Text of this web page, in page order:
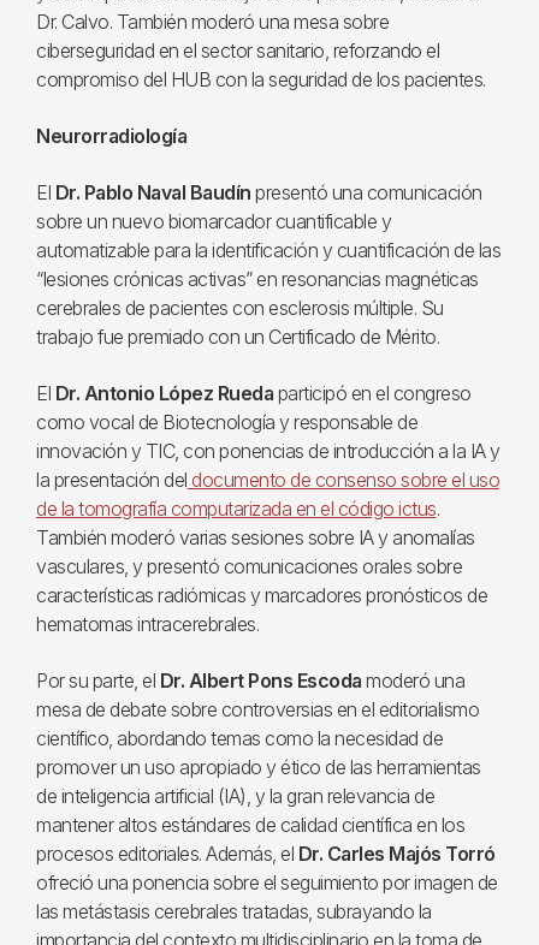
Dr. Calvo. También moderó una mesa sobre
ciberseguridad en el sector sanitario, reforzando el
compromiso del HUB con la seguridad de los pacientes.
Neurorradiología
El Dr. Pablo Naval Baudín presentó una comunicación
sobre un nuevo biomarcador cuantificable y
automatizable para la identificación y cuantificación de las
“lesiones crónicas activas” en resonancias magnéticas
cerebrales de pacientes con esclerosis múltiple. Su
trabajo fue premiado con un Certificado de Mérito.
El Dr. Antonio López Rueda participó en el congreso
como vocal de Biotecnología y responsable de
innovación y TIC, con ponencias de introducción a la IA y
la presentación del documento de consenso sobre el uso
de la tomografía computarizada en el código ictus.
También moderó varias sesiones sobre IA y anomalías
vasculares, y presentó comunicaciones orales sobre
características radiómicas y marcadores pronósticos de
hematomas intracerebrales.
Por su parte, el Dr. Albert Pons Escoda moderó una
mesa de debate sobre controversias en el editorialismo
científico, abordando temas como la necesidad de
promover un uso apropiado y ético de las herramientas
de inteligencia artificial (IA), y la gran relevancia de
mantener altos estándares de calidad científica en los
procesos editoriales. Además, el Dr. Carles Majós Torró
ofreció una ponencia sobre el seguimiento por imagen de
las metástasis cerebrales tratadas, subrayando la
importancia del contexto multidisciplinario en la toma de